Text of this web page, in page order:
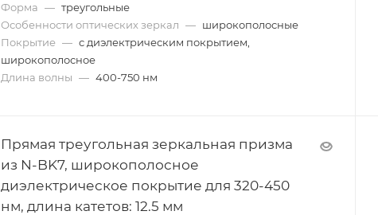
Форма — треугольные
Особенности оптических зеркал — широкополосные
Покрытие — с диэлектрическим покрытием,
широкополосное
Длина волны — 400-750 нм
Прямая треугольная зеркальная призма
из N-BK7, широкополосное
диэлектрическое покрытие для 320-450
нм, длина катетов: 12.5 мм